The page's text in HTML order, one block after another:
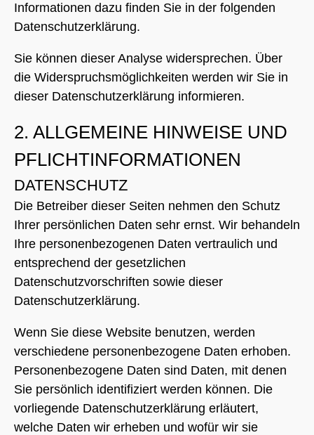
Informationen dazu finden Sie in der folgenden
Datenschutzerklärung.
Sie können dieser Analyse widersprechen. Über
die Widerspruchsmöglichkeiten werden wir Sie in
dieser Datenschutzerklärung informieren.
2. ALLGEMEINE HINWEISE UND
PFLICHTINFORMATIONEN
DATENSCHUTZ
Die Betreiber dieser Seiten nehmen den Schutz
Ihrer persönlichen Daten sehr ernst. Wir behandeln
Ihre personenbezogenen Daten vertraulich und
entsprechend der gesetzlichen
Datenschutzvorschriften sowie dieser
Datenschutzerklärung.
Wenn Sie diese Website benutzen, werden
verschiedene personenbezogene Daten erhoben.
Personenbezogene Daten sind Daten, mit denen
Sie persönlich identifiziert werden können. Die
vorliegende Datenschutzerklärung erläutert,
welche Daten wir erheben und wofür wir sie